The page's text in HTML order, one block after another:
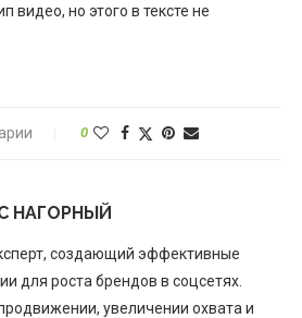
видео, но этого в тексте не
0
НАГОРНЫЙ
создающий эффективные
для роста брендов в соцсетях.
увеличении охвата и